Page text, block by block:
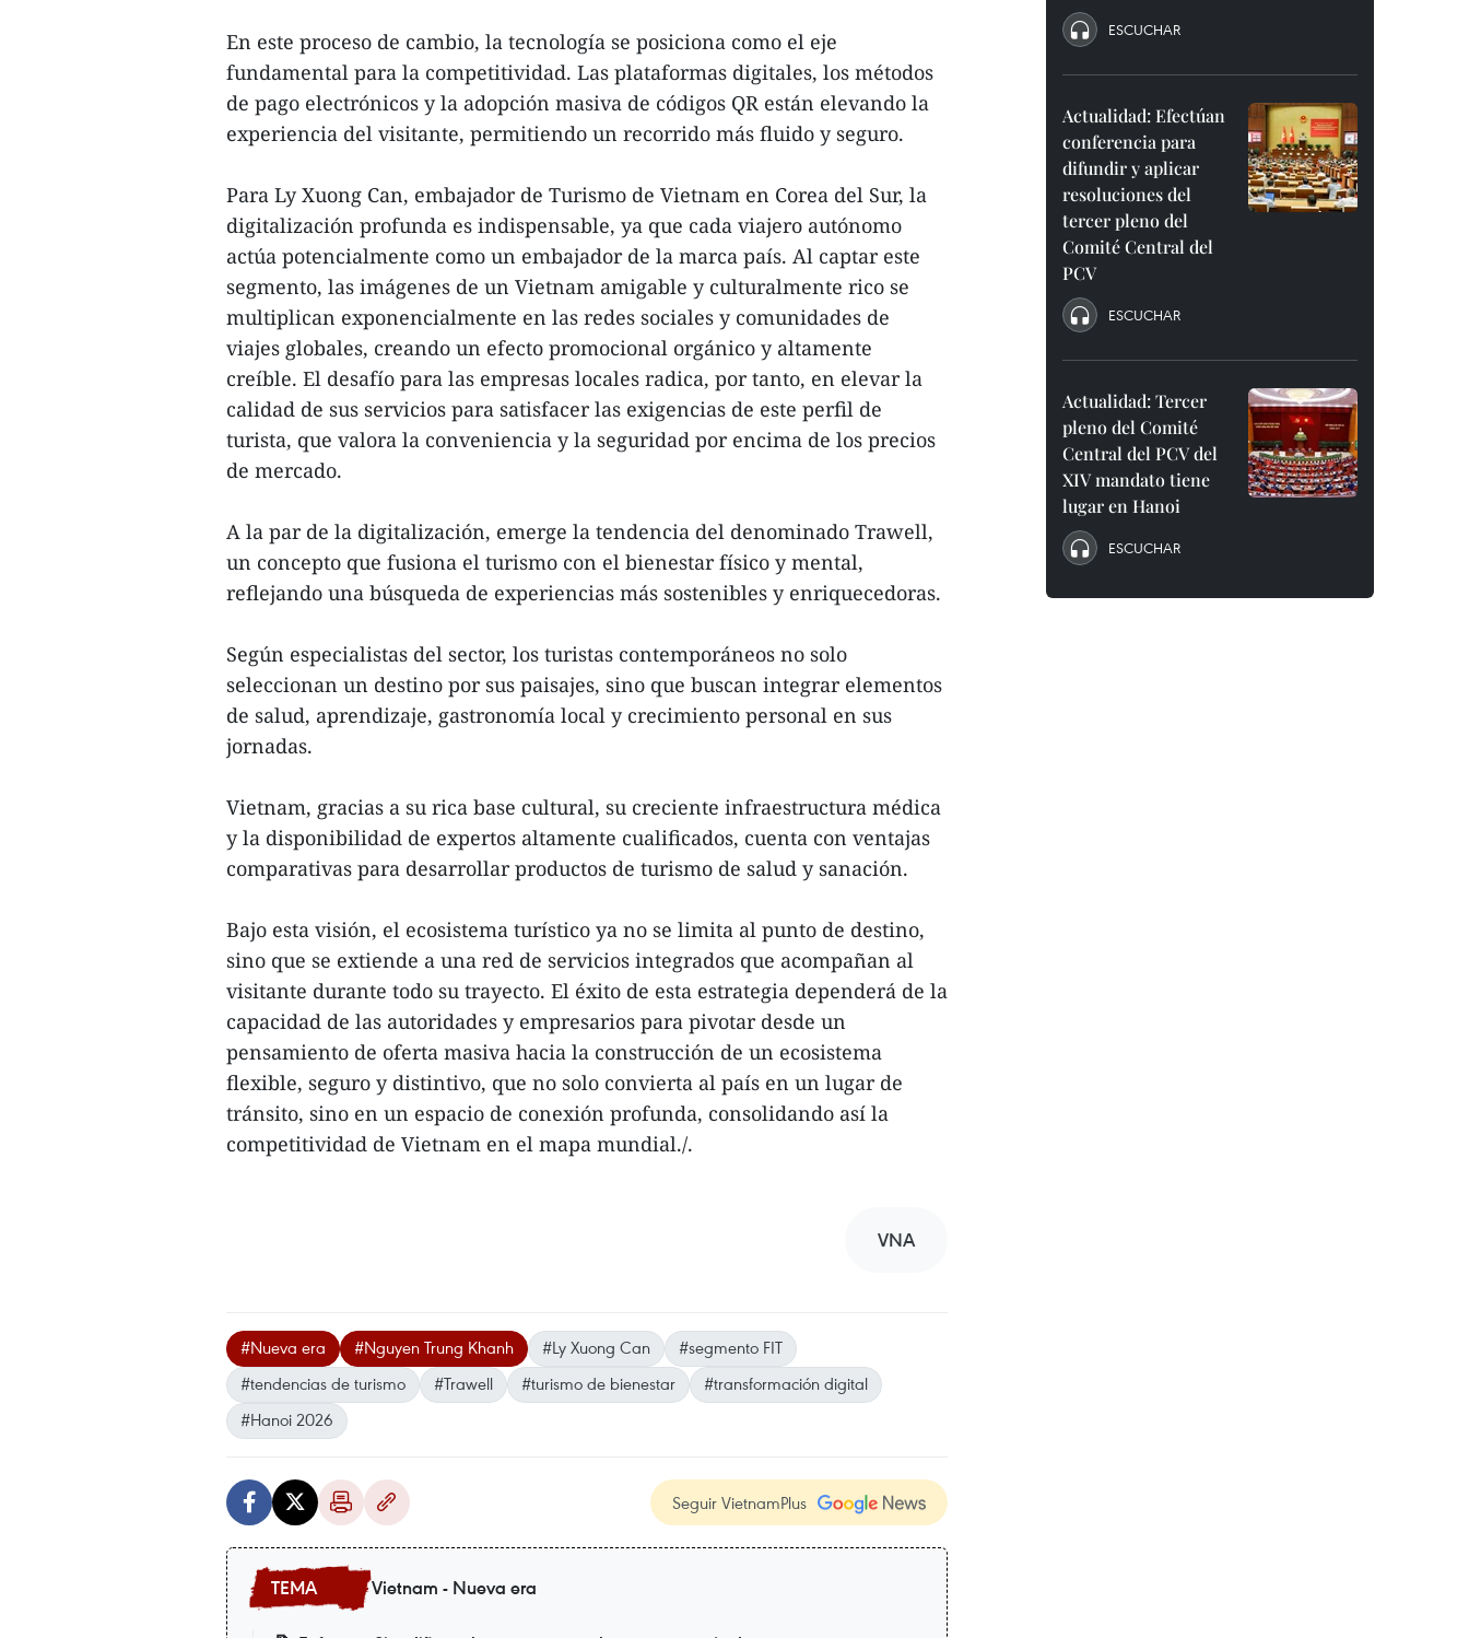
En este proceso de cambio, la tecnología se posiciona como el eje
fundamental para la competitividad. Las plataformas digitales, los métodos
de pago electrónicos y la adopción masiva de códigos QR están elevando la
experiencia del visitante, permitiendo un recorrido más fluido y seguro.
Para Ly Xuong Can, embajador de Turismo de Vietnam en Corea del Sur, la
digitalización profunda es indispensable, ya que cada viajero autónomo
actúa potencialmente como un embajador de la marca país. Al captar este
segmento, las imágenes de un Vietnam amigable y culturalmente rico se
multiplican exponencialmente en las redes sociales y comunidades de
viajes globales, creando un efecto promocional orgánico y altamente
creíble. El desafío para las empresas locales radica, por tanto, en elevar la
calidad de sus servicios para satisfacer las exigencias de este perfil de
turista, que valora la conveniencia y la seguridad por encima de los precios
de mercado.
A la par de la digitalización, emerge la tendencia del denominado Trawell,
un concepto que fusiona el turismo con el bienestar físico y mental,
reflejando una búsqueda de experiencias más sostenibles y enriquecedoras.
Según especialistas del sector, los turistas contemporáneos no solo
seleccionan un destino por sus paisajes, sino que buscan integrar elementos
de salud, aprendizaje, gastronomía local y crecimiento personal en sus
jornadas.
Vietnam, gracias a su rica base cultural, su creciente infraestructura médica
y la disponibilidad de expertos altamente cualificados, cuenta con ventajas
comparativas para desarrollar productos de turismo de salud y sanación.
Bajo esta visión, el ecosistema turístico ya no se limita al punto de destino,
sino que se extiende a una red de servicios integrados que acompañan al
visitante durante todo su trayecto. El éxito de esta estrategia dependerá de la
capacidad de las autoridades y empresarios para pivotar desde un
pensamiento de oferta masiva hacia la construcción de un ecosistema
flexible, seguro y distintivo, que no solo convierta al país en un lugar de
tránsito, sino en un espacio de conexión profunda, consolidando así la
competitividad de Vietnam en el mapa mundial./.
VNA
#Nueva era #Nguyen Trung Khanh #Ly Xuong Can
#segmento FIT
#tendencias de turismo
#Trawell #turismo de bienestar
#transformación digital
#Hanoi 2026
Seguir VietnamPlus
Vietnam - Nueva era
ESCUCHAR
Actualidad: Efectúan
conferencia para
difundir y aplicar
resoluciones del
tercer pleno del
Comité Central del
PCV
ESCUCHAR
Actualidad: Tercer
pleno del Comité
Central del PCV del
XIV mandato tiene
lugar en Hanoi
ESCUCHAR